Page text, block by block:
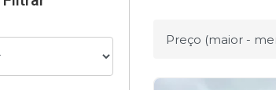
Ordenar por